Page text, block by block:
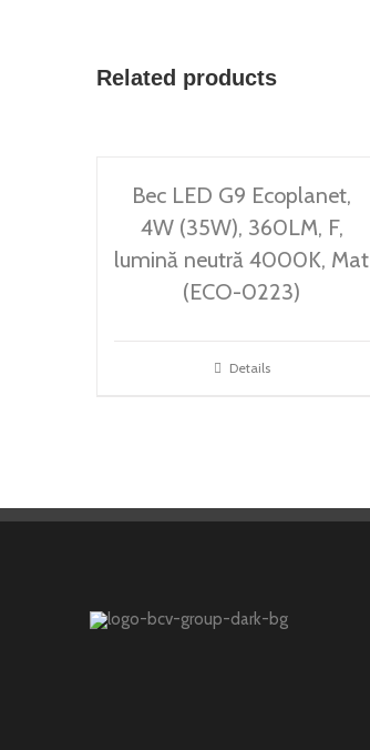
Related products
Bec LED G9 Ecoplanet,
4W (35W), 360LM, F,
lumină neutră 4000K, Mat
(ECO-0223)
Details